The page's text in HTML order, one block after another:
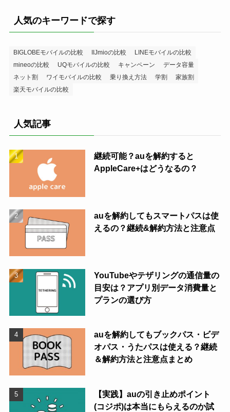
ー
人気のキーワードで探す
BIGLOBEモバイルの比較 IIJmioの比較
LINEモバイルの比較
mineoの比較
UQモバイルの比較 キャンペーン
データ容量
ネット割
ワイモバイルの比較 乗り換え方法 学割
家族割
楽天モバイルの比較
人気記事
継続可能？auを解約すると
AppleCare+はどうなるの？
auを解約してもスマートパスは使
えるの？継続&解約方法と注意点
YouTubeやテザリングの通信量の
目安は？アプリ別データ消費量と
プランの選び方
auを解約してもブックパス・ビデ
オパス・うたパスは使える？継続
＆解約方法と注意点まとめ
【実践】auの引き止めポイント
(コジポ)は本当にもらえるのか試